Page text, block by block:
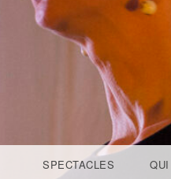
SPECTACLES